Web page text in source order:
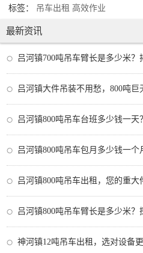
标签： 吊车出租 高效作业
最新资讯